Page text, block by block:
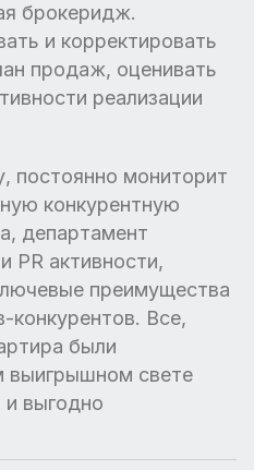
брокеридж.
и корректировать
продаж, оценивать
реализации
постоянно мониторит
конкурентную
департамент
PR активности,
преимущества
конкурентов. Все,
были
выигрышном свете
выгодно